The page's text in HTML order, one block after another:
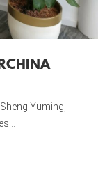
Yuming,